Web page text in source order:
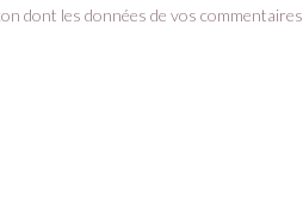
dont les données de vos commentaires